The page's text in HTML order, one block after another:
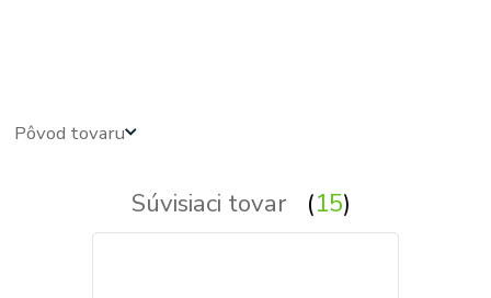
Pôvod tovaru
Súvisiaci tovar 15